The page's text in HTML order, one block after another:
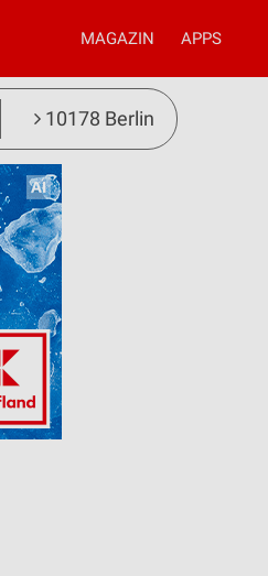
MAGAZIN APPS
10178 Berlin